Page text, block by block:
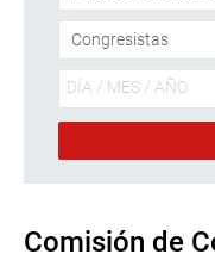
Comisión de